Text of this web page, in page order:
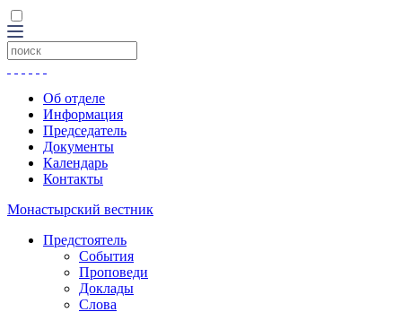
Об отделе
Информация
Председатель
Документы
Календарь
Контакты
Монастырский вестник
Предстоятель
События
Проповеди
Доклады
Слова